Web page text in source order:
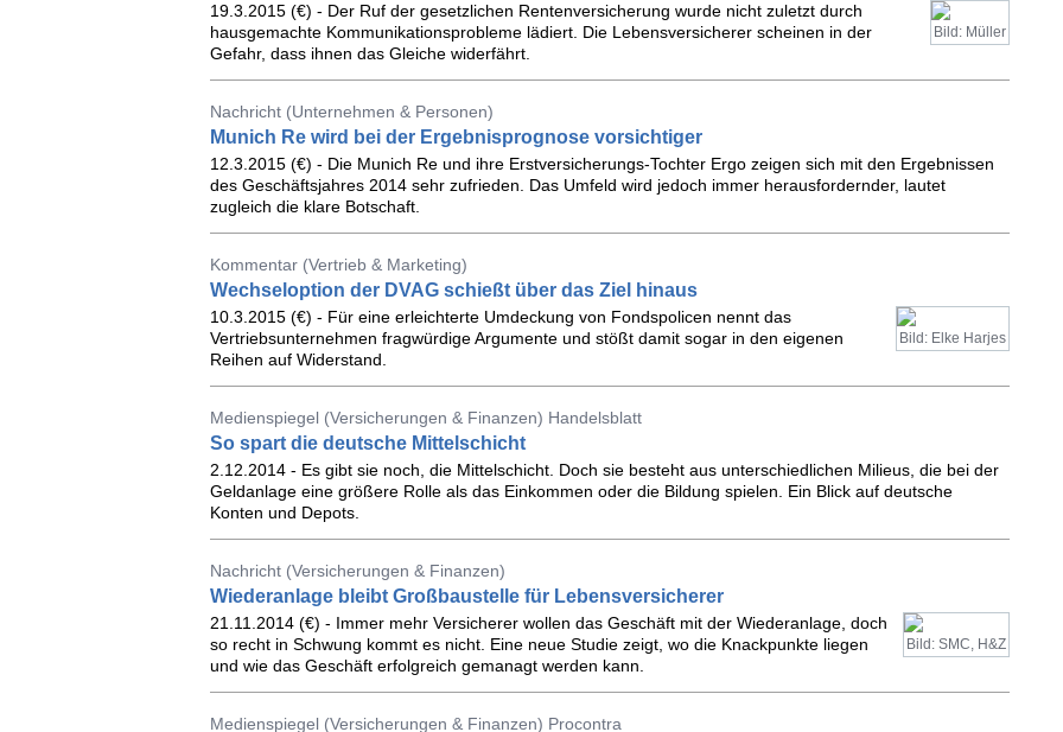
Bild: Müller
19.3.2015 (€) - Der Ruf der gesetzlichen Rentenversicherung wurde nicht zuletzt durch
hausgemachte Kommunikationsprobleme lädiert. Die Lebensversicherer scheinen in der
Gefahr, dass ihnen das Gleiche widerfährt.
Nachricht (Unternehmen & Personen)
Munich Re wird bei der Ergebnisprognose vorsichtiger
12.3.2015 (€) - Die Munich Re und ihre Erstversicherungs-Tochter Ergo zeigen sich mit den Ergebnissen
des Geschäftsjahres 2014 sehr zufrieden. Das Umfeld wird jedoch immer herausfordernder, lautet
zugleich die klare Botschaft.
Kommentar (Vertrieb & Marketing)
Wechseloption der DVAG schießt über das Ziel hinaus
Bild: Elke Harjes
10.3.2015 (€) - Für eine erleichterte Umdeckung von Fondspolicen nennt das
Vertriebsunternehmen fragwürdige Argumente und stößt damit sogar in den eigenen
Reihen auf Widerstand.
Medienspiegel (Versicherungen & Finanzen) Handelsblatt
So spart die deutsche Mittelschicht
2.12.2014 - Es gibt sie noch, die Mittelschicht. Doch sie besteht aus unterschiedlichen Milieus, die bei der
Geldanlage eine größere Rolle als das Einkommen oder die Bildung spielen. Ein Blick auf deutsche
Konten und Depots.
Nachricht (Versicherungen & Finanzen)
Wiederanlage bleibt Großbaustelle für Lebensversicherer
Bild: SMC, H&Z
21.11.2014 (€) - Immer mehr Versicherer wollen das Geschäft mit der Wiederanlage, doch
so recht in Schwung kommt es nicht. Eine neue Studie zeigt, wo die Knackpunkte liegen
und wie das Geschäft erfolgreich gemanagt werden kann.
Medienspiegel (Versicherungen & Finanzen) Procontra